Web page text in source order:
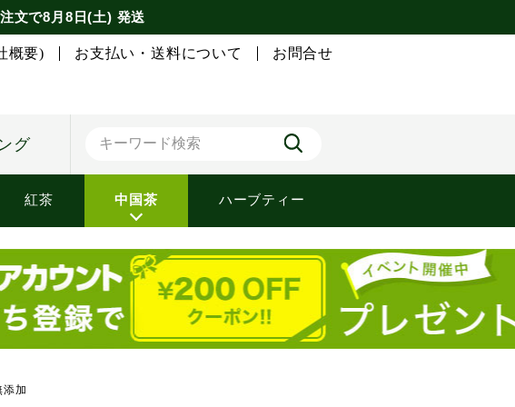
注文で8月8日(土) 発送
概要) お支払い・送料について お問合せ
グ
紅茶 中国茶 ハーブティー
加